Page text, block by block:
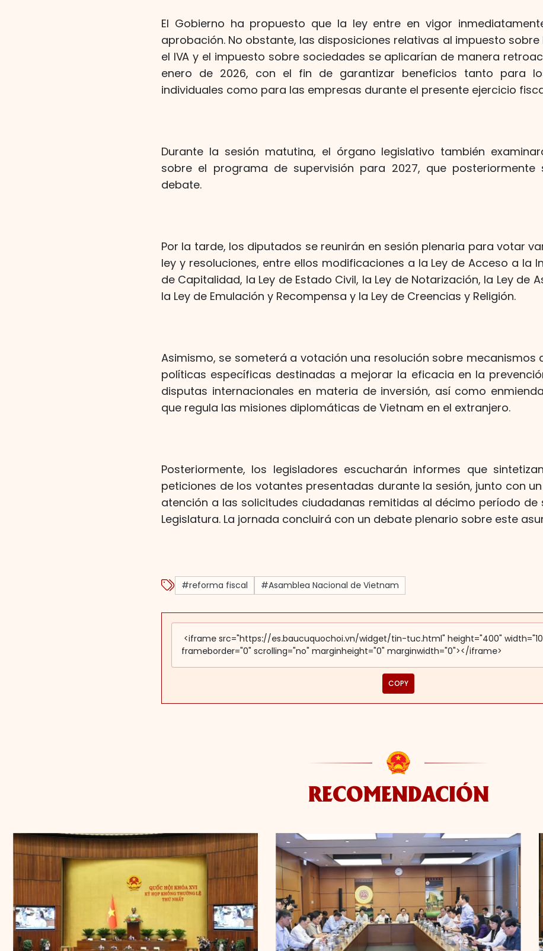
El Gobierno ha propuesto que la ley entre en vigor
aprobación. No obstante, las disposiciones relativas al impuesto
el IVA y el impuesto sobre sociedades se aplicarían de manera
enero de 2026, con el fin de garantizar beneficios tanto para
individuales como para las empresas durante el presente ejercicio
Durante la sesión matutina, el órgano legislativo también
sobre el programa de supervisión para 2027, que
debate.
Por la tarde, los diputados se reunirán en sesión plenaria para votar
ley y resoluciones, entre ellos modificaciones a la Ley de Acceso a la
de Capitalidad, la Ley de Estado Civil, la Ley de Notarización, la Ley de
la Ley de Emulación y Recompensa y la Ley de Creencias y Religión.
Asimismo, se someterá a votación una resolución sobre mecanismos
políticas específicas destinadas a mejorar la eficacia en la
disputas internacionales en materia de inversión, así como
que regula las misiones diplomáticas de Vietnam en el extranjero.
Posteriormente, los legisladores escucharán informes que
peticiones de los votantes presentadas durante la sesión, junto con
atención a las solicitudes ciudadanas remitidas al décimo período de
Legislatura. La jornada concluirá con un debate plenario sobre este
#reforma fiscal #Asamblea Nacional de Vietnam
COPY
RECOMENDACIÓN